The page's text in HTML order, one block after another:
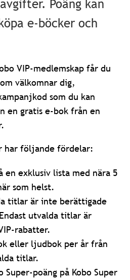
Poäng kan
e-böcker och
VIP-medlemskap får du
välkomnar dig,
som du kan
en gratis e-bok från en
har följande fördelar:
en exklusiv lista med nära 5
som helst.
titlar är inte berättigade
utvalda titlar är
rabatter.
eller ljudbok per år från
titlar.
Super-poäng på Kobo Super